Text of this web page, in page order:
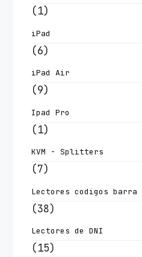
(1)
iPad
(6)
iPad Air
(9)
Ipad Pro
(1)
KVM - Splitters
(7)
Lectores codigos barra
(38)
Lectores de DNI
(15)